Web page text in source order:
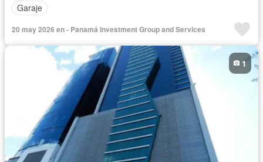
Garaje
20 may 2026 en - Panamá Investment Group and Services
1